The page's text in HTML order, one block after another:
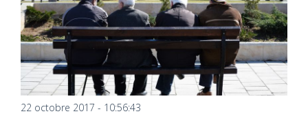
22 octobre 2017 - 10:56:43